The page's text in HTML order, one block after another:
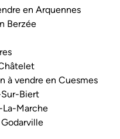
en Arquennes
Berzée
à vendre en Cuesmes
Biert
La-Marche